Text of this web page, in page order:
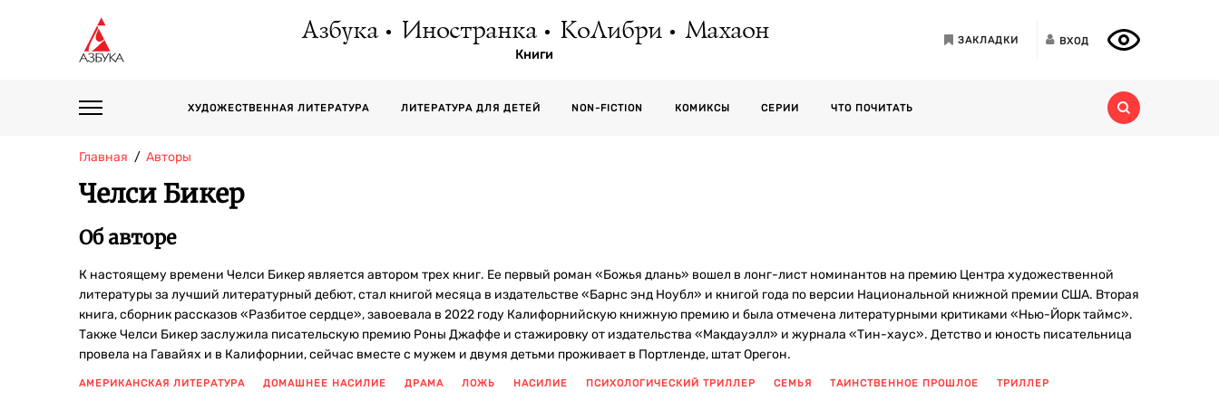
Азбука Иностранка КоЛибри Махаон
Книги
ЗАКЛАДКИ ВХОД
ХУДОЖЕСТВЕННАЯ ЛИТЕРАТУРА ЛИТЕРАТУРА ДЛЯ ДЕТЕЙ NON-FICTION КОМИКСЫ СЕРИИ ЧТО ПОЧИТАТЬ
Главная Авторы
Челси Бикер
Об авторе
К настоящему времени Челси Бикер является автором трех книг. Ее первый роман «Божья длань» вошел в лонг-лист номинантов на премию Центра художественной
литературы за лучший литературный дебют, стал книгой месяца в издательстве «Барнс энд Ноубл» и книгой года по версии Национальной книжной премии США. Вторая
книга, сборник рассказов «Разбитое сердце», завоевала в 2022 году Калифорнийскую книжную премию и была отмечена литературными критиками «Нью-Йорк таймс».
Также Челси Бикер заслужила писательскую премию Роны Джаффе и стажировку от издательства «Макдауэлл» и журнала «Тин-хаус». Детство и юность писательница
провела на Гавайях и в Калифорнии, сейчас вместе с мужем и двумя детьми проживает в Портленде, штат Орегон.
АМЕРИКАНСКАЯ ЛИТЕРАТУРА ДОМАШНЕЕ НАСИЛИЕ ДРАМА ЛОЖЬ НАСИЛИЕ ПСИХОЛОГИЧЕСКИЙ ТРИЛЛЕР СЕМЬЯ ТАИНСТВЕННОЕ ПРОШЛОЕ ТРИЛЛЕР